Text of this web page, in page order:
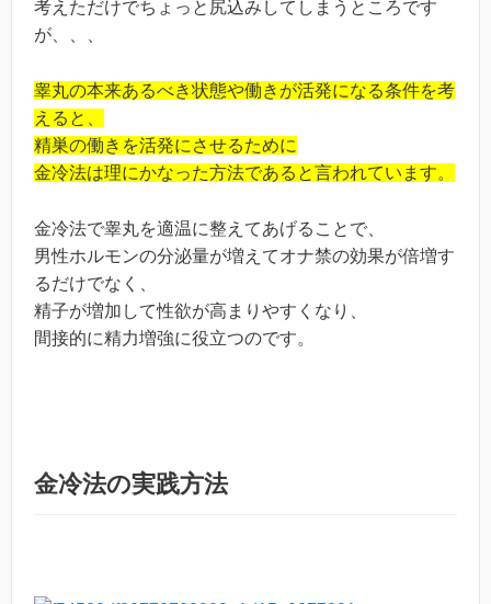
考えただけでちょっと尻込みしてしまうところです
が、、、
睾丸の本来あるべき状態や働きが活発になる条件を考
えると、
精巣の働きを活発にさせるために
金冷法は理にかなった方法であると言われています。
金冷法で睾丸を適温に整えてあげることで、
男性ホルモンの分泌量が増えてオナ禁の効果が倍増す
るだけでなく、
精子が増加して性欲が高まりやすくなり、
間接的に精力増強に役立つのです。
金冷法の実践方法